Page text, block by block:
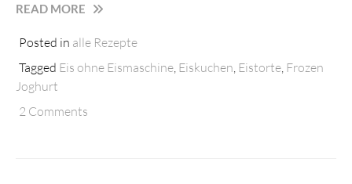
READ MORE
EISKALTE
GEFÄLLIG?
JOGHURT
Posted in alle Rezepte
Tagged Eis ohne Eismaschine Eiskuchen Eistorte Frozen
Joghurt
2 Comments